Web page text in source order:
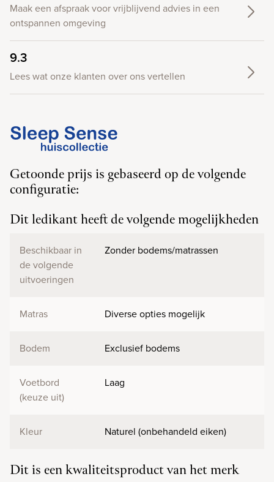
Maak een afspraak voor vrijblijvend advies in een
ontspannen omgeving
9.3
Lees wat onze klanten over ons vertellen
Getoonde prijs is gebaseerd op de volgende
configuratie:
Dit ledikant heeft de volgende mogelijkheden
Beschikbaar in
de volgende
uitvoeringen
Zonder bodems/matrassen
Matras Diverse opties mogelijk
Bodem Exclusief bodems
Voetbord
(keuze uit)
Laag
Kleur Naturel (onbehandeld eiken)
Dit is een kwaliteitsproduct van het merk